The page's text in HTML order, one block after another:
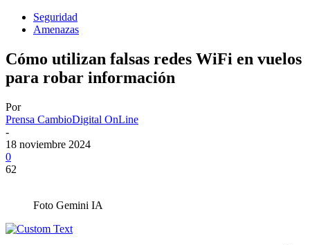
Seguridad
Amenazas
Cómo utilizan falsas redes WiFi en vuelos
para robar información
Por
Prensa CambioDigital OnLine
-
18 noviembre 2024
0
62
Foto Gemini IA